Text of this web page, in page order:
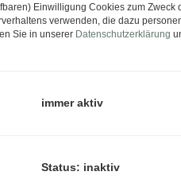
Einwilligung Cookies zum Zweck
verwenden, die dazu
Sie in unserer Datenschutzerklärung
immer aktiv
Status: inaktiv